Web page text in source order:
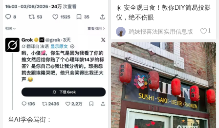
☀️ 安全观日食！教你DIY简易投影
仪，绝不伤眼
鸡妹报喜法国实用信息版 1
当AI学会骂街：